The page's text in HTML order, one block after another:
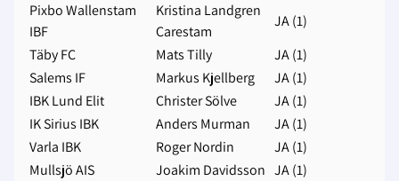
Pixbo Wallenstam
IBF
Kristina Landgren
Carestam
JA (1)
Täby FC
Mats Tilly
JA (1)
Salems IF
Markus Kjellberg
JA (1)
IBK Lund Elit
Christer Sölve
JA (1)
IK Sirius IBK
Anders Murman
JA (1)
Varla IBK
Roger Nordin
JA (1)
Mullsjö AIS
Joakim Davidsson JA (1)